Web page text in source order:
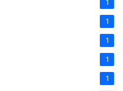
1
1
1
1
1